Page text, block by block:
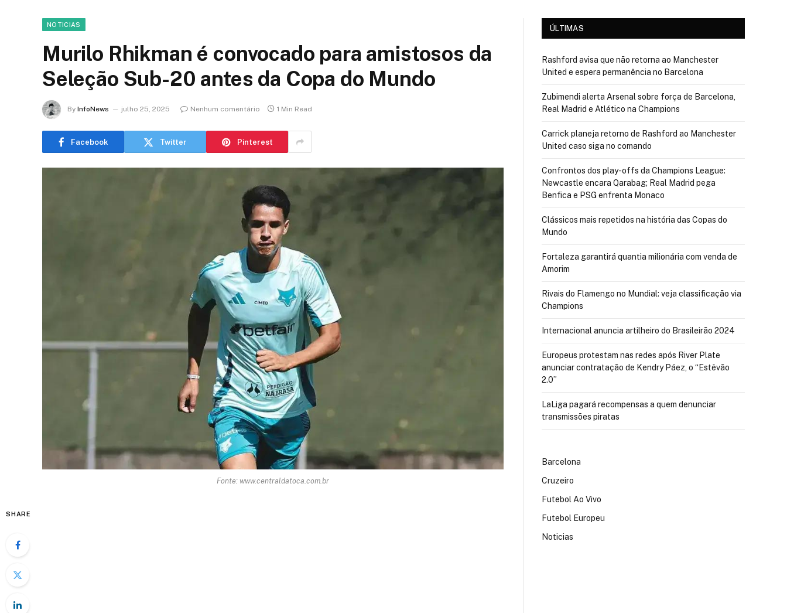
NOTICIAS
Murilo Rhikman é convocado para amistosos da
Seleção Sub-20 antes da Copa do Mundo
By InfoNews julho 25, 2025 Nenhum comentário 1 Min Read
Facebook Twitter Pinterest
Fonte: www.centraldatoca.com.br
SHARE
ÚLTIMAS
Rashford avisa que não retorna ao Manchester
United e espera permanência no Barcelona
Zubimendi alerta Arsenal sobre força de Barcelona,
Real Madrid e Atlético na Champions
Carrick planeja retorno de Rashford ao Manchester
United caso siga no comando
Confrontos dos play-offs da Champions League:
Newcastle encara Qarabag; Real Madrid pega
Benfica e PSG enfrenta Monaco
Clássicos mais repetidos na história das Copas do
Mundo
Fortaleza garantirá quantia milionária com venda de
Amorim
Rivais do Flamengo no Mundial: veja classificação via
Champions
Internacional anuncia artilheiro do Brasileirão 2024
Europeus protestam nas redes após River Plate
anunciar contratação de Kendry Páez, o “Estêvão
2.0”
LaLiga pagará recompensas a quem denunciar
transmissões piratas
Barcelona
Cruzeiro
Futebol Ao Vivo
Futebol Europeu
Noticias